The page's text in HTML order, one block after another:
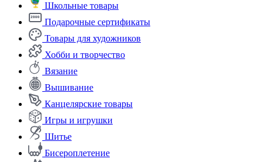
Школьные товары
Подарочные сертификаты
Товары для художников
Хобби и творчество
Вязание
Вышивание
Канцелярские товары
Игры и игрушки
Шитье
Бисероплетение